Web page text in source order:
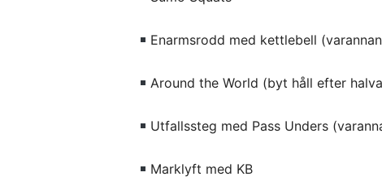
Enarmsrodd med kettlebell
Around the World (byt håll efter
Utfallssteg med Pass Unders
Marklyft med KB